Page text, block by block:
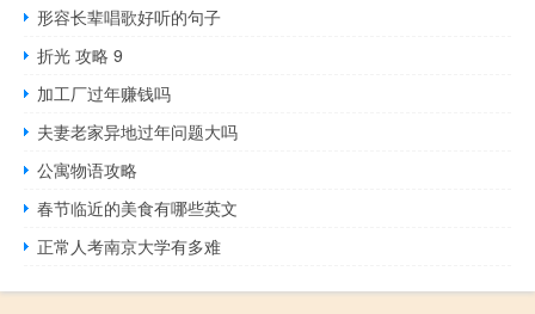
形容长辈唱歌好听的句子
折光 攻略 9
加工厂过年赚钱吗
夫妻老家异地过年问题大吗
公寓物语攻略
春节临近的美食有哪些英文
正常人考南京大学有多难